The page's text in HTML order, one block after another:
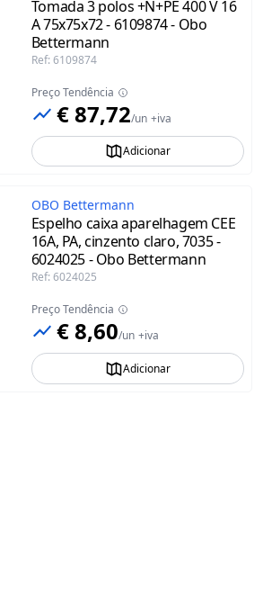
Tomada 3 polos +N+PE 400 V 16
A 75x75x72 - 6109874 - Obo
Bettermann
Ref: 6109874
Preço Tendência
€ 87,72/un +iva
Adicionar
OBO Bettermann
Espelho caixa aparelhagem CEE
16A, PA, cinzento claro, 7035 -
6024025 - Obo Bettermann
Ref: 6024025
Preço Tendência
€ 8,60/un +iva
Adicionar